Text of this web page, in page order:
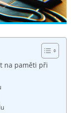
na paměti při